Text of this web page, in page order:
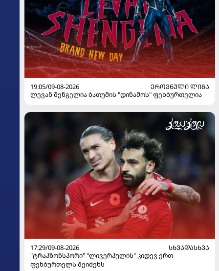
19:05/09-08-2026
ᲔᲠᲝᲕᲜᲣᲚᲘ ᲚᲘᲒᲐ
ლევან შენგელია ბათუმის "დინამოს" ფეხბურთელია
17:29/09-08-2026
ᲡᲮᲕᲐᲓᲐᲡᲮᲕᲐ
"ტრაპზონსპორი" "ლივერპულის" კიდევ ერთ
ფეხბურთელს შეიძენს